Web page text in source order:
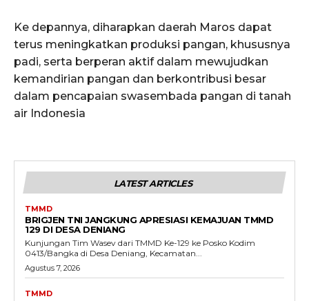
Ke depannya, diharapkan daerah Maros dapat
terus meningkatkan produksi pangan, khususnya
padi, serta berperan aktif dalam mewujudkan
kemandirian pangan dan berkontribusi besar
dalam pencapaian swasembada pangan di tanah
air Indonesia
LATEST ARTICLES
TMMD
BRIGJEN TNI JANGKUNG APRESIASI KEMAJUAN TMMD
129 DI DESA DENIANG
Kunjungan Tim Wasev dari TMMD Ke-129 ke Posko Kodim
0413/Bangka di Desa Deniang, Kecamatan...
Agustus 7, 2026
TMMD